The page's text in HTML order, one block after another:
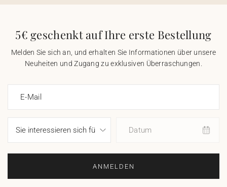
5€ geschenkt auf Ihre erste Bestellung
Melden Sie sich an, und erhalten Sie Informationen über unsere
Neuheiten und Zugang zu exklusiven Überraschungen.
E-Mail
Datum
ANMELDEN